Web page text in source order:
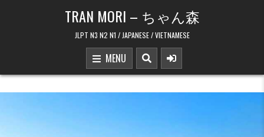
TRAN MORI – ちゃん森
JLPT N3 N2 N1 / JAPANESE / VIETNAMESE
MENU